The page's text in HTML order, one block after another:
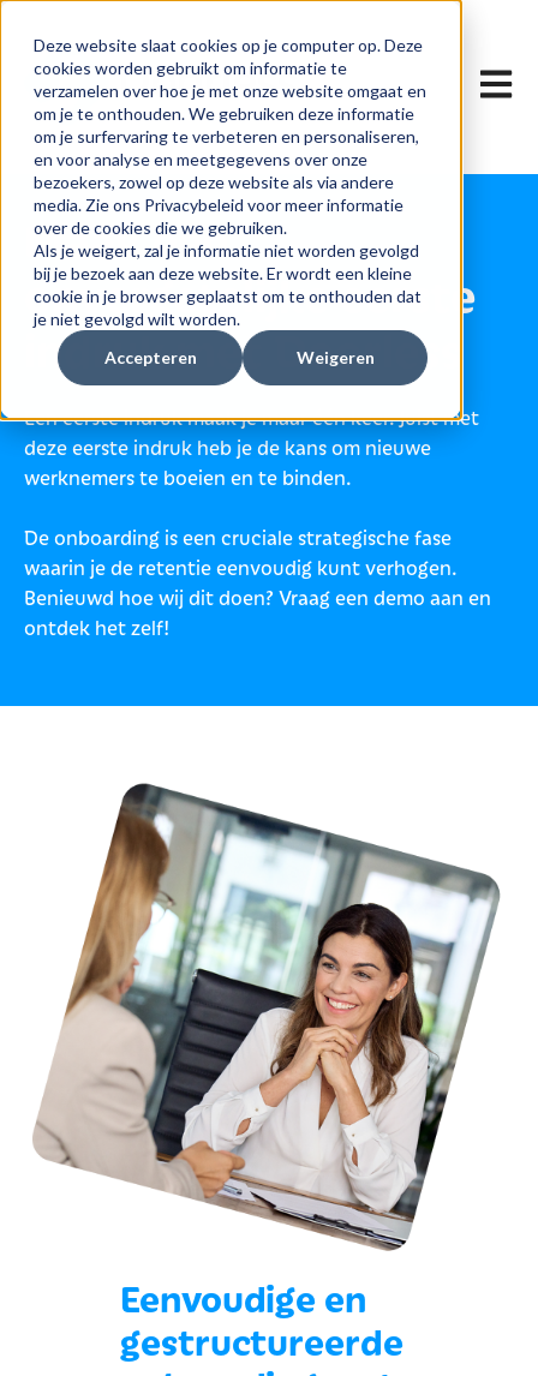
Deze website slaat cookies op je computer op. Deze
cookies worden gebruikt om informatie te
verzamelen over hoe je met onze website omgaat en
om je te onthouden. We gebruiken deze informatie
om je surfervaring te verbeteren en personaliseren,
en voor analyse en meetgegevens over onze
bezoekers, zowel op deze website als via andere
media. Zie ons Privacybeleid voor meer informatie
over de cookies die we gebruiken.
Als je weigert, zal je informatie niet worden gevolgd
bij je bezoek aan deze website. Er wordt een kleine
cookie in je browser geplaatst om te onthouden dat
je niet gevolgd wilt worden.
Accepteren
Weigeren
Maak een
onvergetelijke eerste
indruk met Doorless
Een eerste indruk maak je maar één keer. Juist met
deze eerste indruk heb je de kans om nieuwe
werknemers te boeien en te binden.
De onboarding is een cruciale strategische fase
waarin je de retentie eenvoudig kunt verhogen.
Benieuwd hoe wij dit doen? Vraag een demo aan en
ontdek het zelf!
Eenvoudige en
gestructureerde